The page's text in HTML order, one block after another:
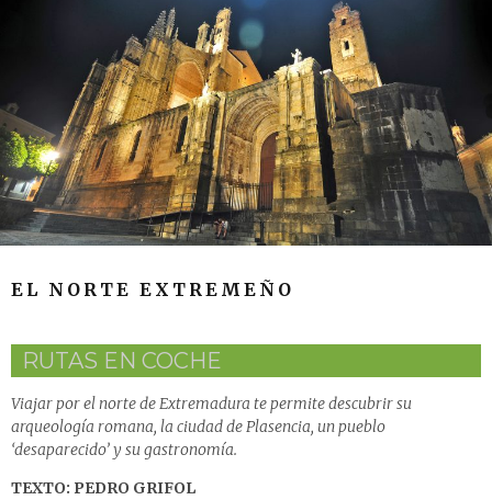
EL NORTE EXTREMEÑO
RUTAS EN COCHE
Viajar por el norte de Extremadura te permite descubrir su
arqueología romana, la ciudad de Plasencia, un pueblo
‘desaparecido’ y su gastronomía.
TEXTO: PEDRO GRIFOL